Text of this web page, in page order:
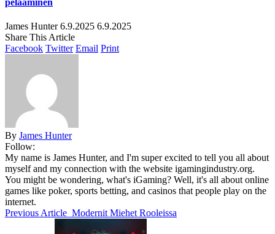
James Hunter 6.9.2025 6.9.2025
Share This Article
Facebook Twitter Email Print
By James Hunter
Follow:
My name is James Hunter, and I'm super excited to tell you all about
myself and my connection with the website igamingindustry.org.
You might be wondering, what's iGaming? Well, it's all about online
games like poker, sports betting, and casinos that people play on the
internet.
Previous Article Modernit Miehet Rooleissa